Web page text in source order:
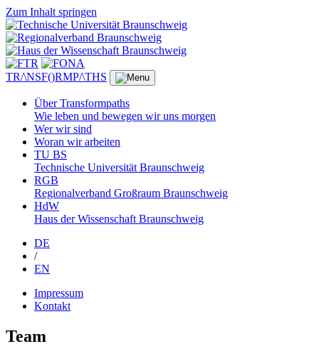
Zum Inhalt springen
TR/\NSF()RMP/\THS
Über Transformpaths
Wie leben und bewegen wir uns morgen
Wer wir sind
Woran wir arbeiten
TU BS
Technische Universität Braunschweig
RGB
Regionalverband Großraum Braunschweig
HdW
Haus der Wissenschaft Braunschweig
DE
/
EN
Impressum
Kontakt
Team